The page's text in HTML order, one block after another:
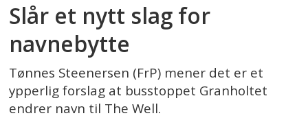
Slår et nytt slag for
navnebytte
Tønnes Steenersen (FrP) mener det er et
ypperlig forslag at busstoppet Granholtet
endrer navn til The Well.